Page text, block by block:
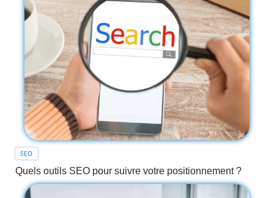
SEO
Quels outils SEO pour suivre votre positionnement ?